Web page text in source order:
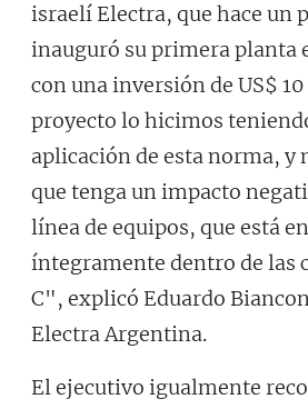
israelí Electra, que hace un
inauguró su primera planta
con una inversión de US$
proyecto lo hicimos
aplicación de esta norma, y
que tenga un impacto
línea de equipos, que está
íntegramente dentro de las
C", explicó Eduardo
Electra Argentina.
El ejecutivo igualmente